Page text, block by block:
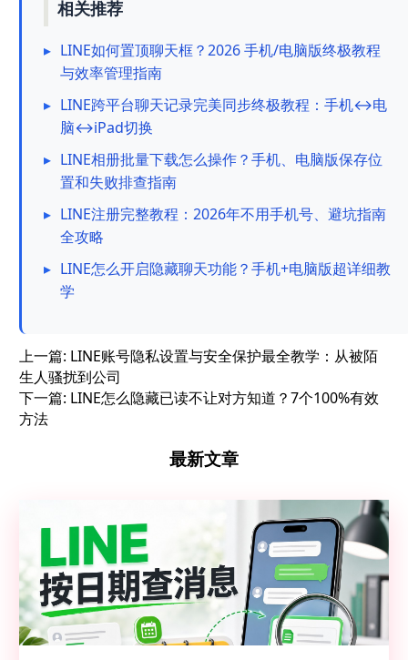
相关推荐
▸ LINE如何置顶聊天框？2026 手机/电脑版终极教程
与效率管理指南
▸ LINE跨平台聊天记录完美同步终极教程：手机↔电
脑↔iPad切换
▸ LINE相册批量下载怎么操作？手机、电脑版保存位
置和失败排查指南
▸ LINE注册完整教程：2026年不用手机号、避坑指南
全攻略
▸ LINE怎么开启隐藏聊天功能？手机+电脑版超详细教
学
上一篇: LINE账号隐私设置与安全保护最全教学：从被陌
生人骚扰到公司
下一篇: LINE怎么隐藏已读不让对方知道？7个100%有效
方法
最新文章